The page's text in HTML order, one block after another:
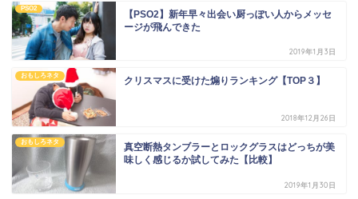
PSO2
【PSO2】新年早々出会い厨っぽい人からメッセ
ージが飛んできた
2019年1月3日
おもしろネタ クリスマスに受けた煽りランキング【TOP３】
2018年12月26日
おもしろネタ
真空断熱タンブラーとロックグラスはどっちが美
味しく感じるか試してみた【比較】
2019年1月30日